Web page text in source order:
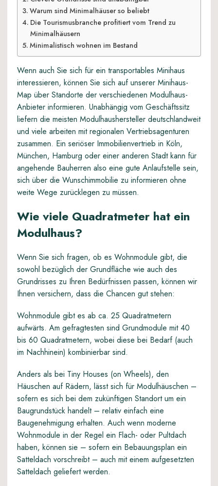
Warum sind Minimalhäuser so beliebt
Die Tourismusbranche profitiert vom Trend zu
Minimalhäusern
Minimalistisch wohnen im Bestand
Wenn auch Sie sich für ein transportables Minihaus
interessieren, können Sie sich auf unserer Minihaus-
Map über Standorte der verschiedenen Modulhaus-
Anbieter informieren. Unabhängig vom Geschäftssitz
liefern die meisten Modulhaushersteller deutschlandweit
und viele arbeiten mit regionalen Vertriebsagenturen
zusammen. Ein seriöser Immobilienvertrieb in Köln,
München, Hamburg oder einer anderen Stadt kann für
angehende Bauherren also eine gute Anlaufstelle sein,
sich über die Wunschimmobilie zu informieren ohne
weite Wege zurücklegen zu müssen.
Wie viele Quadratmeter hat ein
Modulhaus?
Wenn Sie sich fragen, ob es Wohnmodule gibt, die
sowohl bezüglich der Grundfläche wie auch des
Grundrisses zu Ihren Bedürfnissen passen, können wir
Ihnen versichern, dass die Chancen gut stehen:
Wohnmodule gibt es ab ca. 25 Quadratmetern
aufwärts. Am gefragtesten sind Grundmodule mit 40
bis 60 Quadratmetern, wobei diese bei Bedarf (auch
im Nachhinein) kombinierbar sind.
Anders als bei Tiny Houses (on Wheels), den
Häuschen auf Rädern, lässt sich für Modulhäuschen –
sofern es sich bei dem zukünftigen Standort um ein
Baugrundstück handelt – relativ einfach eine
Baugenehmigung erhalten. Auch wenn moderne
Wohnmodule in der Regel ein Flach- oder Pultdach
haben, können sie – sofern ein Bebauungsplan ein
Satteldach vorschreibt – auch mit einem aufgesetzten
Satteldach geliefert werden.